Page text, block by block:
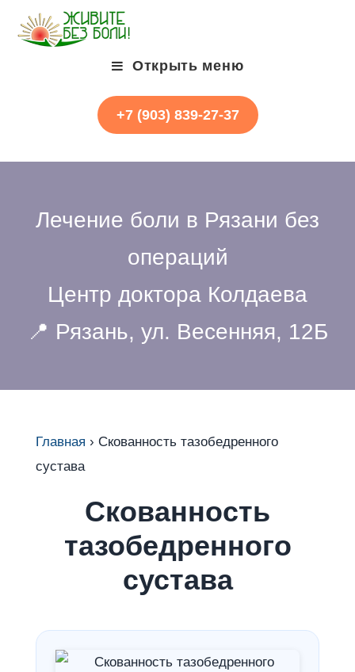
Открыть меню
+7 (903) 839-27-37
Лечение боли в Рязани без
операций
Центр доктора Колдаева
📍 Рязань, ул. Весенняя, 12Б
Главная › Скованность тазобедренного
сустава
Скованность
тазобедренного
сустава